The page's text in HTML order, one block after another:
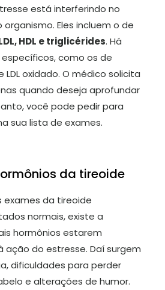
está interferindo no
Eles incluem o de
HDL e triglicérides. Há
como os de
oxidado. O médico solicita
quando deseja aprofundar
você pode pedir para
sua lista de exames.
da tireoide
exames da tireoide
normais, existe a
hormônios estarem
ação do estresse. Daí surgem
dificuldades para perder
e alterações de humor.